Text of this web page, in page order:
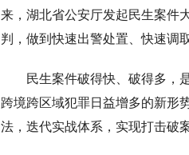
来，湖北省公安厅发起民生案件
判，做到快速出警处置、快速调
民生案件破得快、破得多，
跨境跨区域犯罪日益增多的新形
法，迭代实战体系，实现打击破